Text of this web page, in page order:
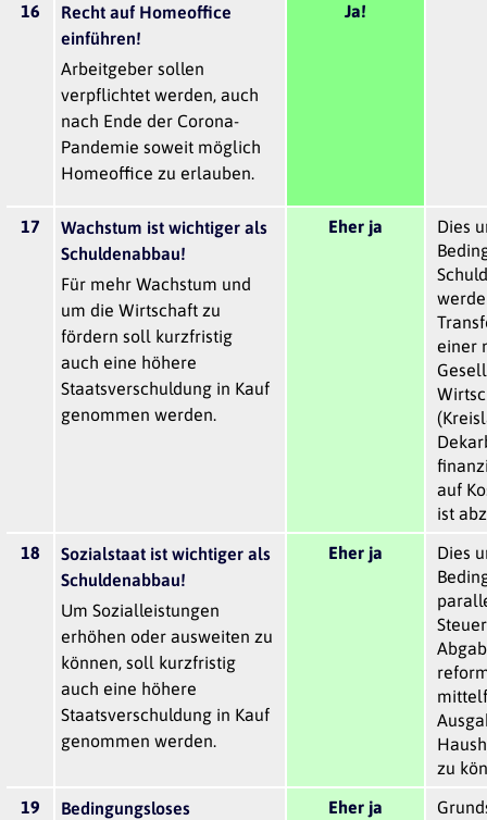
16
Recht auf Homeoffice
einführen!
Arbeitgeber sollen
verpflichtet werden, auch
nach Ende der Corona-
Pandemie soweit möglich
Homeoffice zu erlauben.
Ja!
17
Wachstum ist wichtiger als
Schuldenabbau!
Für mehr Wachstum und
um die Wirtschaft zu
fördern soll kurzfristig
auch eine höhere
Staatsverschuldung in Kauf
genommen werden.
Eher ja
Dies
einer
auf
ist
18
Sozialstaat ist wichtiger als
Schuldenabbau!
Um Sozialleistungen
erhöhen oder ausweiten zu
können, soll kurzfristig
auch eine höhere
Staatsverschuldung in Kauf
genommen werden.
Eher ja
Dies
zu
19
Bedingungsloses
Eher ja